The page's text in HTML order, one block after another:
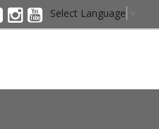
Select Language